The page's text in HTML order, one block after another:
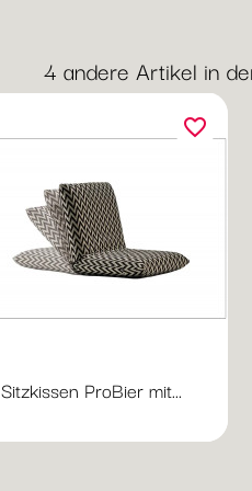
4 andere Artikel in
Sitzkissen ProBier mit...
favorite_border